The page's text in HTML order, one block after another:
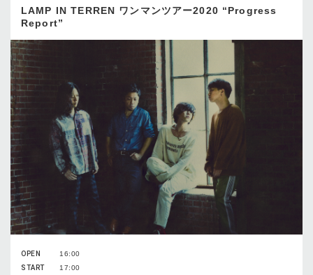
23
24 25 26 27 28
29
30
LAMP IN TERREN ワンマンツアー2020 “Progress
Report”
OPEN
16:00
START
17:00